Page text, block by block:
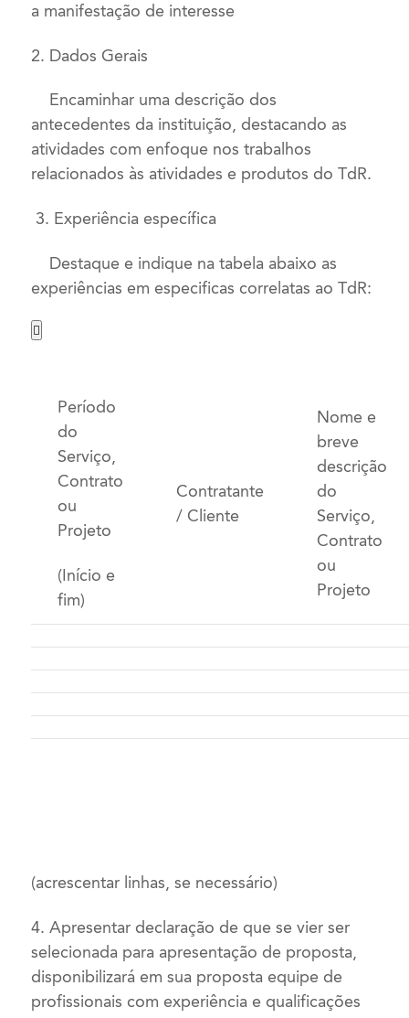
a manifestação de interesse
2. Dados Gerais
Encaminhar uma descrição dos
antecedentes da instituição, destacando as
atividades com enfoque nos trabalhos
relacionados às atividades e produtos do TdR.
3. Experiência específica
Destaque e indique na tabela abaixo as
experiências em especificas correlatas ao TdR:

Período
do
Serviço,
Contrato
ou
Projeto
(Início e
fim)
Contratante
/ Cliente
Nome e
breve
descrição
do
Serviço,
Contrato
ou
Projeto
(acrescentar linhas, se necessário)
4. Apresentar declaração de que se vier ser
selecionada para apresentação de proposta,
disponibilizará em sua proposta equipe de
profissionais com experiência e qualificações